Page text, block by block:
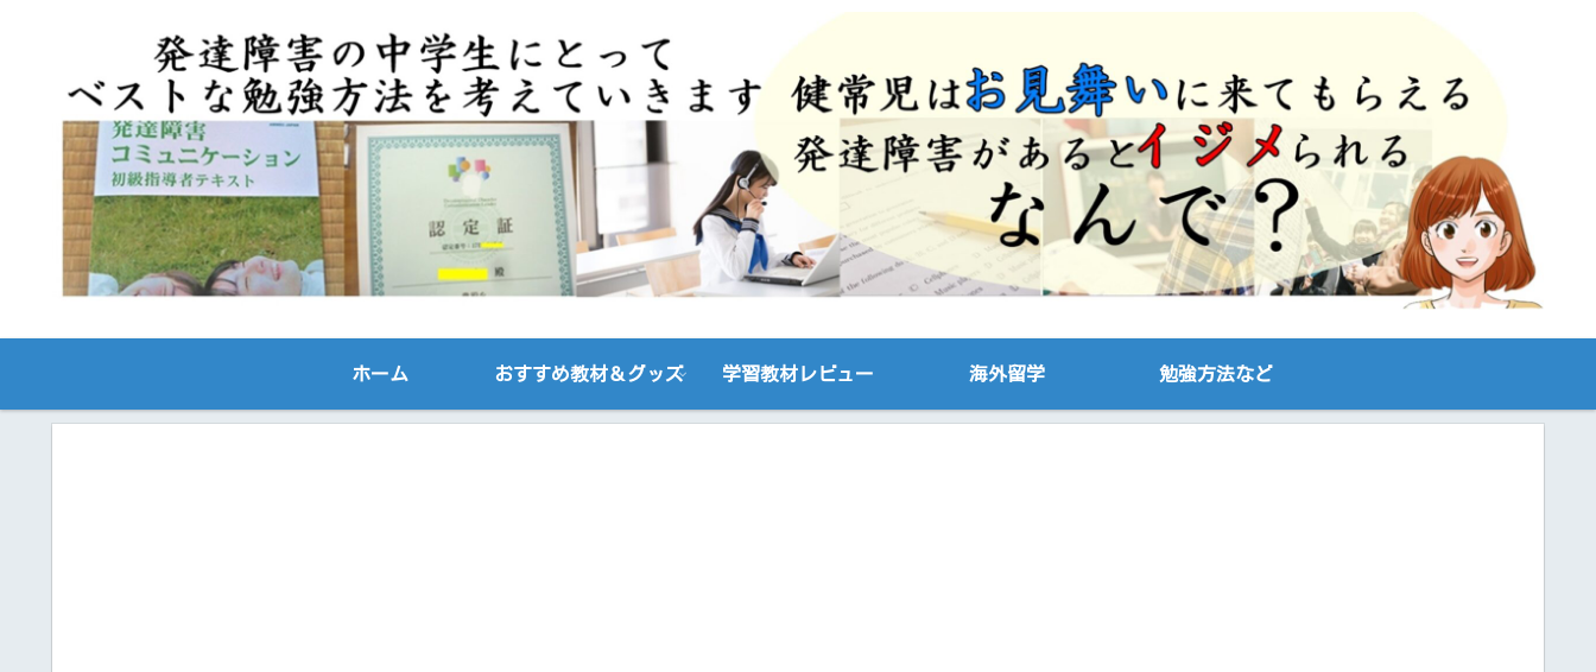
ホーム おすすめ教材＆グッズ 学習教材レビュー 海外留学 勉強方法など